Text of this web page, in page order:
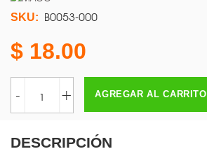
SKU: B0053-000
18.00
- + AGREGAR AL CARRITO
DESCRIPCIÓN